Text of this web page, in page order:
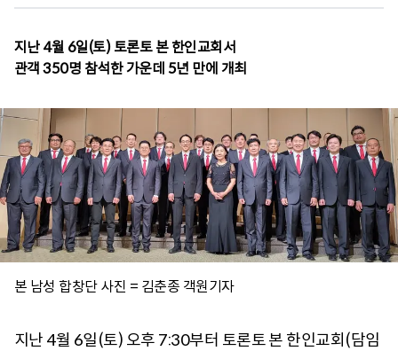
지난 4월 6일(토) 토론토 본 한인교회서
관객 350명 참석한 가운데 5년 만에 개최
본 남성 합창단 사진 = 김춘종 객원기자
지난 4월 6일(토) 오후 7:30부터 토론토 본 한인교회(담임